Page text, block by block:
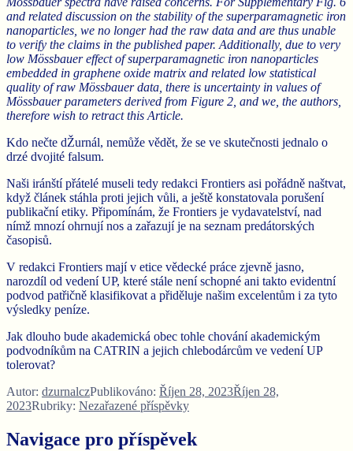
and related discussion on the stability of the superparamagnetic iron
nanoparticles, we no longer had the raw data and are thus unable
to verify the claims in the published paper. Additionally, due to very
low Mössbauer effect of superparamagnetic iron nanoparticles
embedded in graphene oxide matrix and related low statistical
quality of raw Mössbauer data, there is uncertainty in values of
Mössbauer parameters derived from Figure 2, and we, the authors,
therefore wish to retract this Article.
Kdo nečte dŽurnál, nemůže vědět, že se ve skutečnosti jednalo o
drzé dvojité falsum.
Naši iránští přátelé museli tedy redakci Frontiers asi pořádně naštvat,
když článek stáhla proti jejich vůli, a ještě konstatovala porušení
publikační etiky. Připomínám, že Frontiers je vydavatelství, nad
nímž mnozí ohrnují nos a zařazují je na seznam predátorských
časopisů.
V redakci Frontiers mají v etice vědecké práce zjevně jasno,
narozdíl od vedení UP, které stále není schopné ani takto evidentní
podvod patřičně klasifikovat a přiděluje našim excelentům i za tyto
výsledky peníze.
Jak dlouho bude akademická obec tohle chování akademickým
podvodníkům na CATRIN a jejich chlebodárcům ve vedení UP
tolerovat?
Autor: dzurnalczPublikováno: Říjen 28, 2023Říjen 28,
2023Rubriky: Nezařazené příspěvky
Navigace pro příspěvek